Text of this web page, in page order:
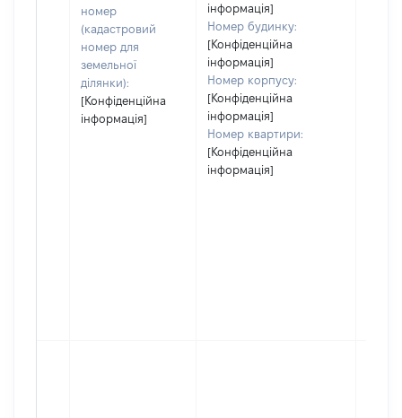
номер
(кадастровий
номер для
земельної
ділянки):
[Конфіденційна
інформація]
інформація]
Номер будинку:
[Конфіденційна
інформація]
Номер корпусу:
[Конфіденційна
інформація]
Номер квартири:
[Конфіденційна
інформація]